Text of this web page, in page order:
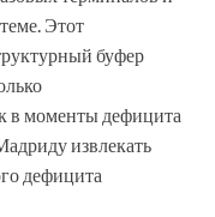
Этот
буфер
в моменты дефицита
извлекать
дефицита